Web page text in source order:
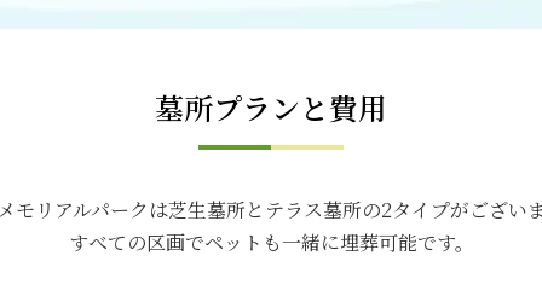
墓所プランと費用
モリアルパークは芝生墓所とテラス墓所の2タイプがござい
すべての区画でペットも一緒に埋葬可能です。